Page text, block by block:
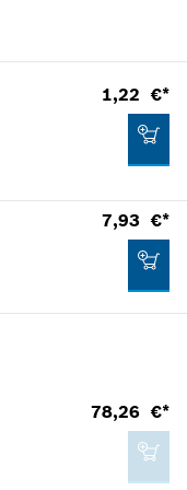
compra
no
compra
pieza
compra
1,22 €*
pieza
7,93 €*
pieza
78,26 €*